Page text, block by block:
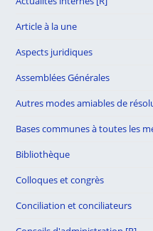
Article à la une
Aspects juridiques
Assemblées Générales
Autres modes amiables de
Bases communes à toutes les
Bibliothèque
Colloques et congrès
Conciliation et conciliateurs